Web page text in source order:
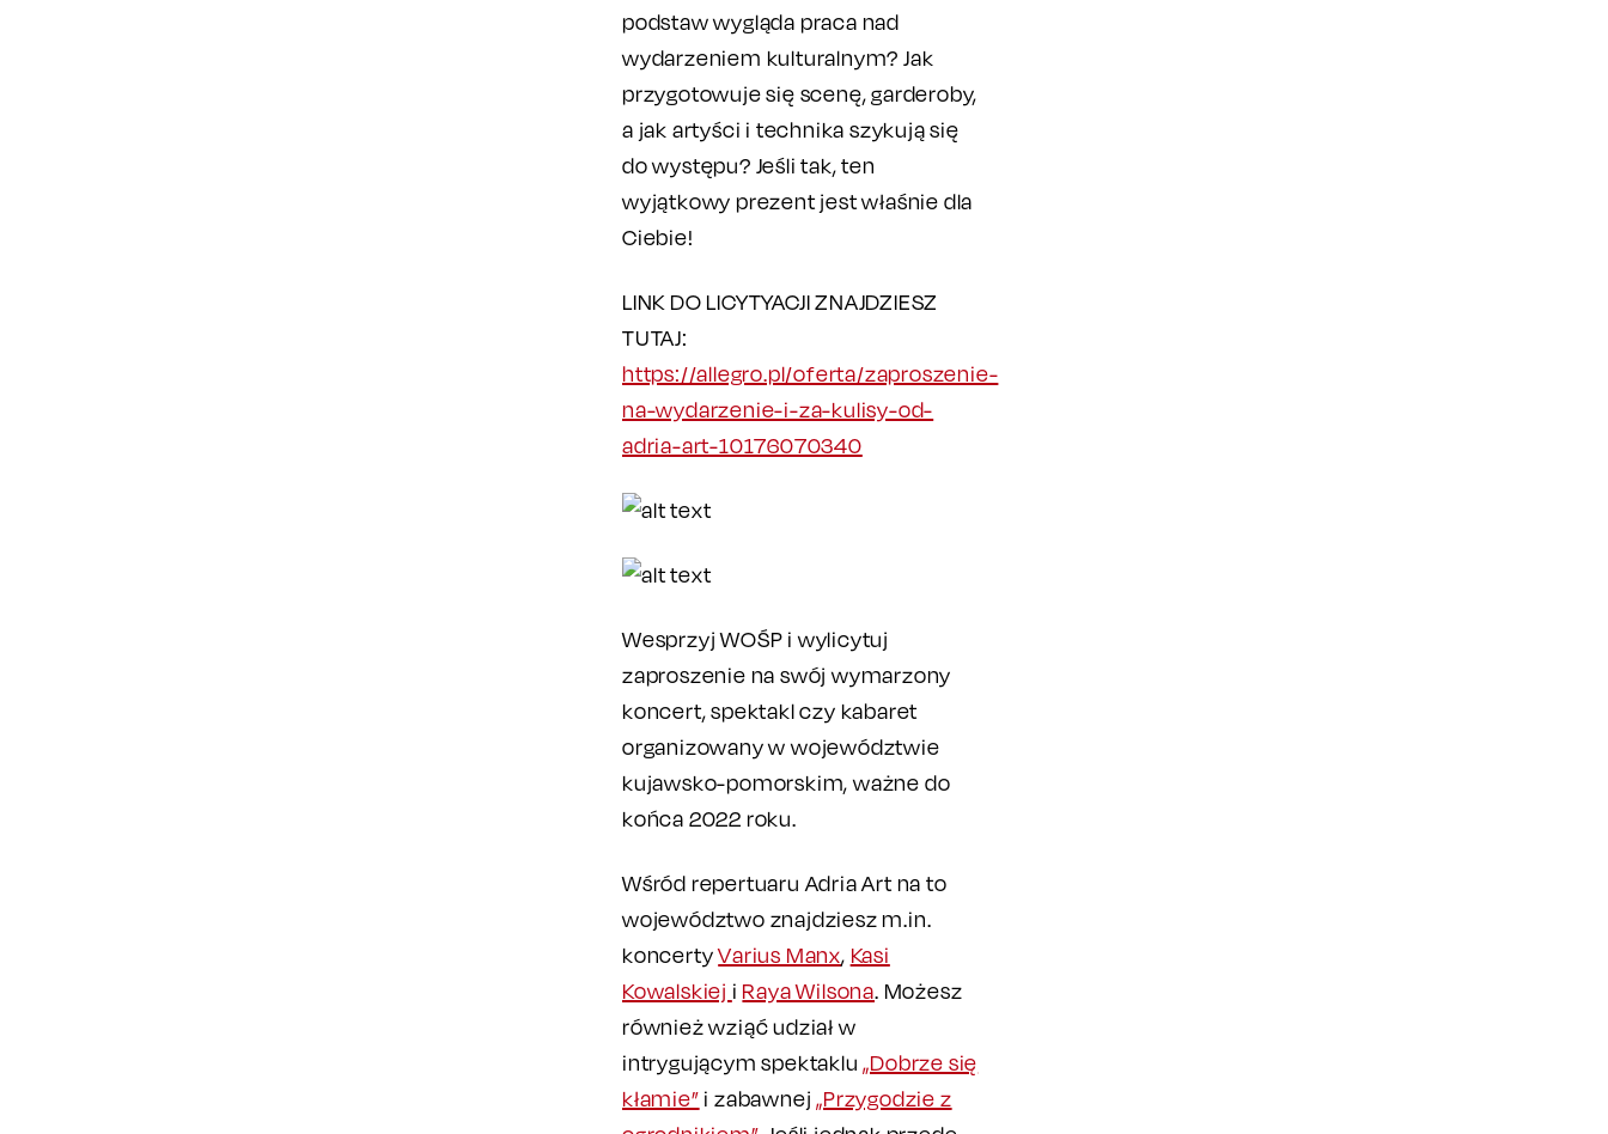
podstaw wygląda praca nad
wydarzeniem kulturalnym? Jak
przygotowuje się scenę, garderoby,
a jak artyści i technika szykują się
do występu? Jeśli tak, ten
wyjątkowy prezent jest właśnie dla
Ciebie!
LINK DO LICYTYACJI ZNAJDZIESZ
TUTAJ:
https://allegro.pl/oferta/zaproszenie-
na-wydarzenie-i-za-kulisy-od-
adria-art-10176070340
Wesprzyj WOŚP i wylicytuj
zaproszenie na swój wymarzony
koncert, spektakl czy kabaret
organizowany w województwie
kujawsko-pomorskim, ważne do
końca 2022 roku.
Wśród repertuaru Adria Art na to
województwo znajdziesz m.in.
koncertyVarius Manx, Kasi
Kowalskiej i Raya Wilsona. Możesz
również wziąć udział w
intrygującym spektaklu„Dobrze się
kłamie” i zabawnej„Przygodzie z